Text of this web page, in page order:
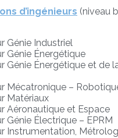
d’ingénieurs (niveau
Génie Industriel
Génie Énergétique
Génie Énergétique et de
Mécatronique –
Matériaux
Aéronautique et Espace
Génie Électrique – EPRM
Instrumentation,